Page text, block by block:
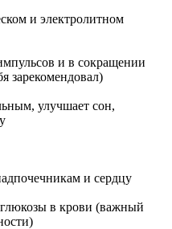
и электролитном
и в сокращении
зарекомендовал)
улучшает сон,
и сердцу
в крови (важный